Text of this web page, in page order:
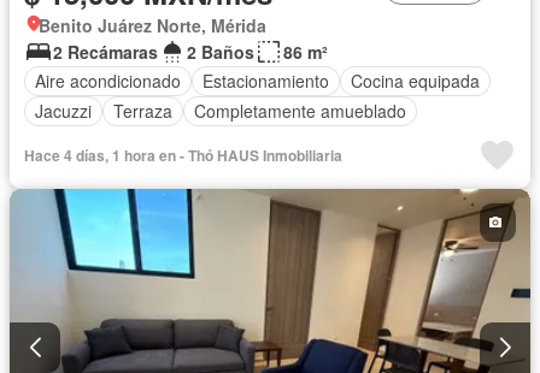
Benito Juárez Norte, Mérida
2 Recámaras
2 Baños
86 m²
Aire acondicionado
Estacionamiento
Cocina equipada
Jacuzzi
Terraza Completamente amueblado
Hace 4 días, 1 hora en - Thó HAUS Inmobiliaria